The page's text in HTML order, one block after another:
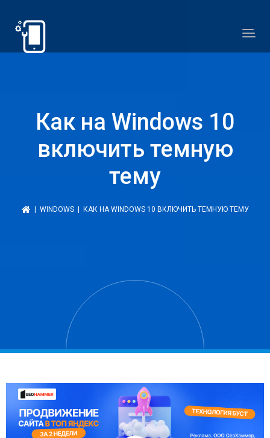
Как на Windows 10
включить темную
тему
WINDOWS| КАК НА WINDOWS 10 ВКЛЮЧИТЬ ТЕМНУЮ ТЕМУ